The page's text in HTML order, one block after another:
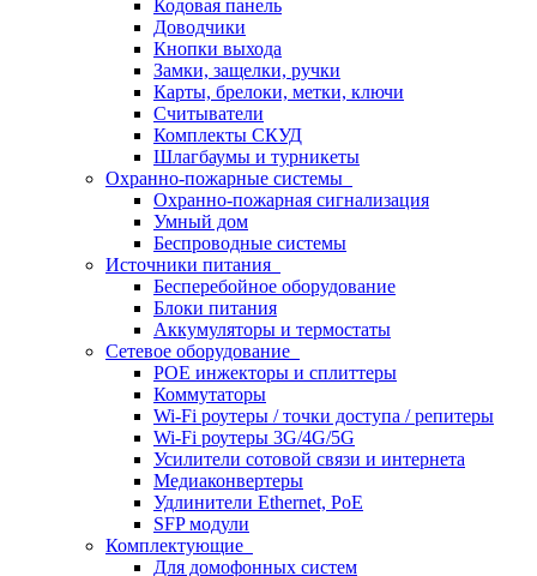
Кодовая панель
Доводчики
Кнопки выхода
Замки, защелки, ручки
Карты, брелоки, метки, ключи
Считыватели
Комплекты СКУД
Шлагбаумы и турникеты
Охранно-пожарные системы
Охранно-пожарная сигнализация
Умный дом
Беспроводные системы
Источники питания
Бесперебойное оборудование
Блоки питания
Аккумуляторы и термостаты
Сетевое оборудование
POE инжекторы и сплиттеры
Коммутаторы
Wi-Fi роутеры / точки доступа / репитеры
Wi-Fi роутеры 3G/4G/5G
Усилители сотовой связи и интернета
Медиаконвертеры
Удлинители Ethernet, PoE
SFP модули
Комплектующие
Для домофонных систем